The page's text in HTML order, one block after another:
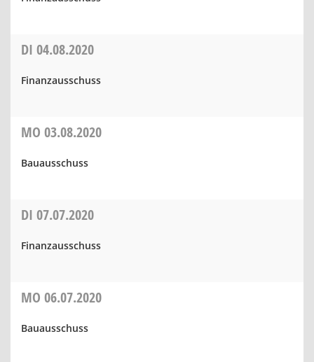
DI 04.08.2020
Finanzausschuss
MO 03.08.2020
Bauausschuss
DI 07.07.2020
Finanzausschuss
MO 06.07.2020
Bauausschuss